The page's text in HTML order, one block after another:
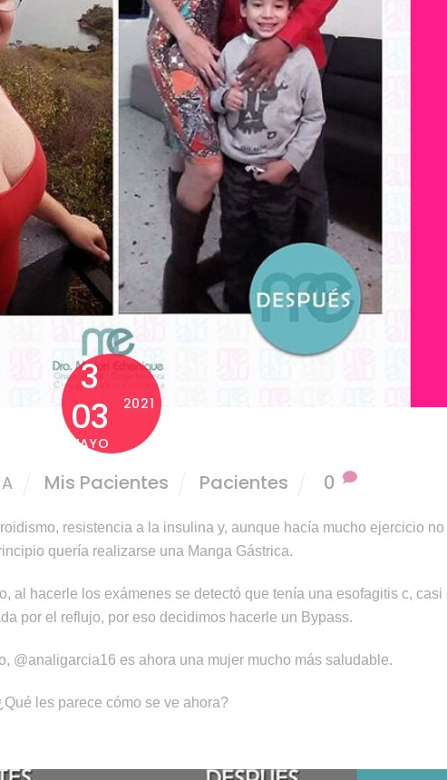
3
03
MAYO
2021
Mis Pacientes Pacientes 0
resistencia a la insulina y, aunque hacía mucho ejercicio
quería realizarse una Manga Gástrica.
al hacerle los exámenes se detectó que tenía una esofagitis c, casi
por el reflujo, por eso decidimos hacerle un Bypass.
@analigarcia16 es ahora una mujer mucho más saludable.
les parece cómo se ve ahora?